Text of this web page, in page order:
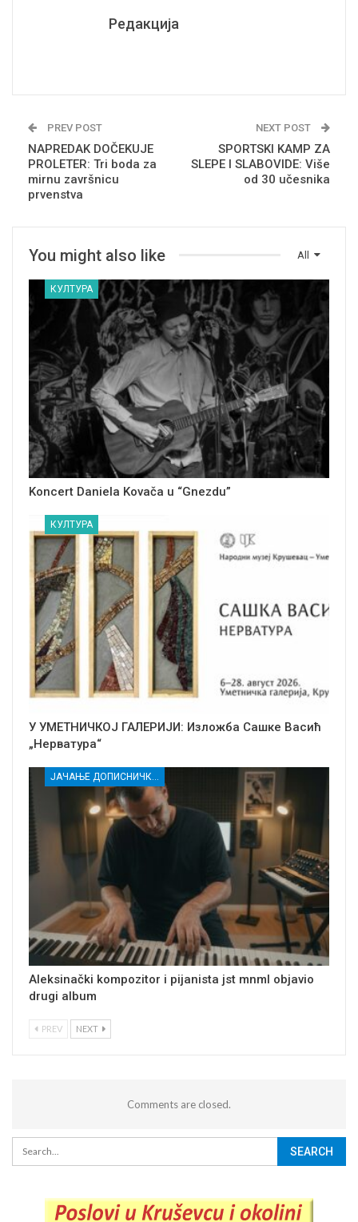
Редакција
PREV POST
NAPREDAK DOČEKUJE
PROLETER: Tri boda za
mirnu završnicu
prvenstva
NEXT POST
SPORTSKI KAMP ZA
SLEPE I SLABOVIDE: Više
od 30 učesnika
All
You might also like
КУЛТУРА
Koncert Daniela Kovača u “Gnezdu”
КУЛТУРА
У УМЕТНИЧКОЈ ГАЛЕРИЈИ: Изложба Сашке Васић
„Нерватура“
ЈАЧАЊЕ ДОПИСНИЧКЕ МРЕЖЕ НЕЗАВИСНИХ МЕДИЈА У РАСИНСКОМ ОКРУГУ
Aleksinački kompozitor i pijanista jst mnml objavio
drugi album
PREV NEXT
Comments are closed.